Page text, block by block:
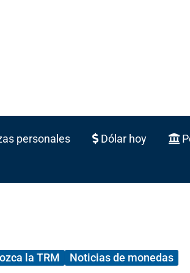
personales Dólar hoy
la TRM
Noticias de monedas